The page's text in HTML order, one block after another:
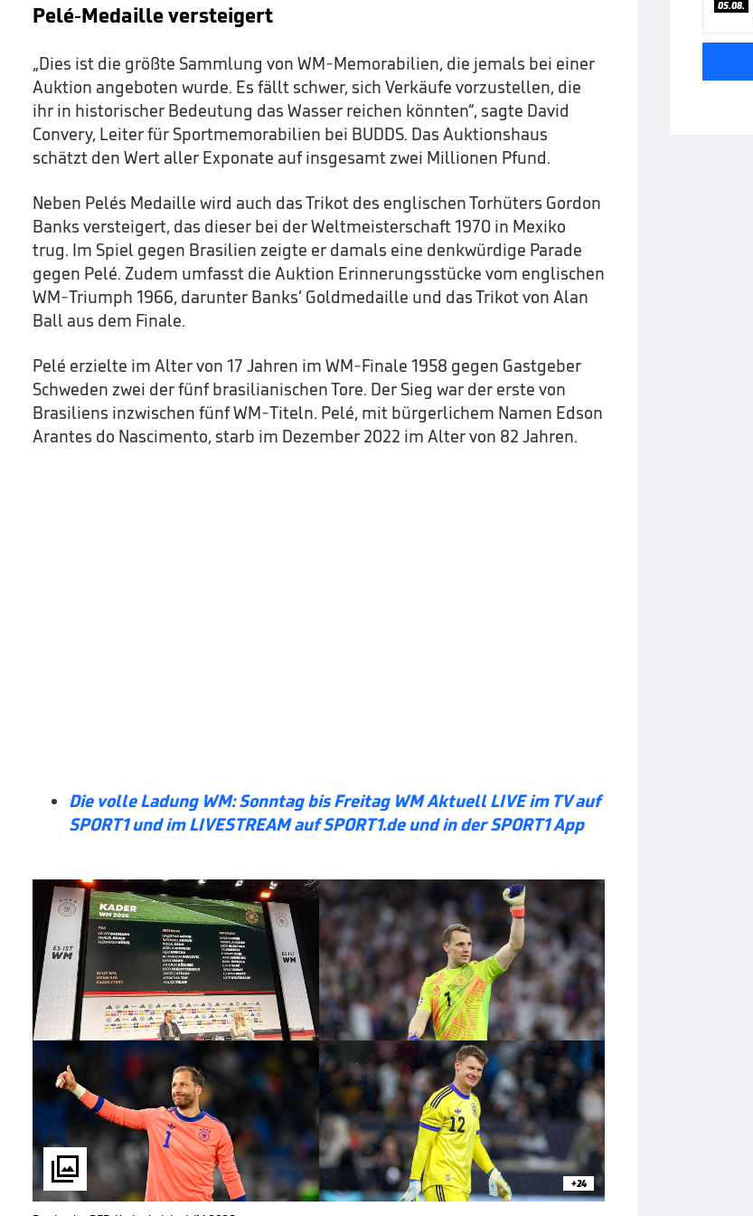
Pelé-Medaille versteigert
„Dies ist die größte Sammlung von WM-Memorabilien, die jemals bei einer
Auktion angeboten wurde. Es fällt schwer, sich Verkäufe vorzustellen, die
ihr in historischer Bedeutung das Wasser reichen könnten“, sagte David
Convery, Leiter für Sportmemorabilien bei BUDDS. Das Auktionshaus
schätzt den Wert aller Exponate auf insgesamt zwei Millionen Pfund.
Neben Pelés Medaille wird auch das Trikot des englischen Torhüters Gordon
Banks versteigert, das dieser bei der Weltmeisterschaft 1970 in Mexiko
trug. Im Spiel gegen Brasilien zeigte er damals eine denkwürdige Parade
gegen Pelé. Zudem umfasst die Auktion Erinnerungsstücke vom englischen
WM-Triumph 1966, darunter Banks‘ Goldmedaille und das Trikot von Alan
Ball aus dem Finale.
Pelé erzielte im Alter von 17 Jahren im WM-Finale 1958 gegen Gastgeber
Schweden zwei der fünf brasilianischen Tore. Der Sieg war der erste von
Brasiliens inzwischen fünf WM-Titeln. Pelé, mit bürgerlichem Namen Edson
Arantes do Nascimento, starb im Dezember 2022 im Alter von 82 Jahren.
Die volle Ladung WM: Sonntag bis Freitag WM Aktuell LIVE im TV auf
SPORT1 und im LIVESTREAM auf SPORT1.de und in der SPORT1 App
 +24
05.08.